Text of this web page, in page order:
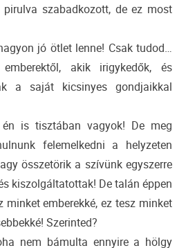
pirulva szabadkozott, de ez most
jó ötlet lenne! Csak tudod…
akik irigykedők, és
a saját kicsinyes gondjaikkal
is tisztában vagyok! De meg
felemelkedni a helyzeten
összetörik a szívünk egyszerre
kiszolgáltatottak! De talán éppen
minket emberekké, ez tesz minket
Szerinted?
nem bámulta ennyire a hölgy